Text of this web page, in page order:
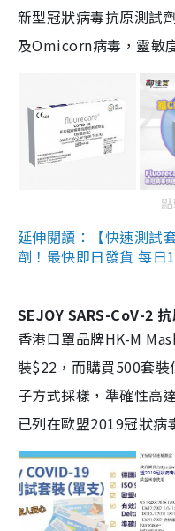
新型冠狀病毒抗原測試
及Omicorn病毒，靈敏
延伸閱讀：【快速測試
劑！最快即日發貨 每日
SEJOY SARS-CoV-2
香港口罩品牌HK-M
裝$22，而購買500套
子方式採樣，準確性高
已列在歐盟2019冠狀病